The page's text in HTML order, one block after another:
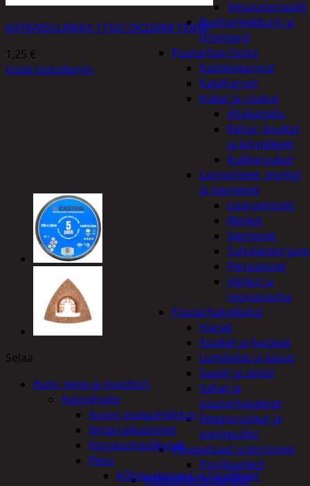
Vesiautomaatit
Ruohonleikkurit ja
trimmerit
Puutarhan hoito
Kastelukannut
Kateharsot
Kukat ja ruukut
Altakastelu
Ketjut, koukut
ja kiinnikkeet
Kukkaruukut
Lannoitteet, myrkyt
ja siemenet
Lisäravinteet
Myrkyt
Siemenet
Pensastuet
Verkot ja
reunanauha
Puutarhatyökalut
Harjat
Kuokat ja haravat
Lumikolat ja lapiot
Saavit ja astiat
Sahat ja
puutarhasakset
Reppuruiskut ja
painepullot
Pihapatsaat ja koristeet
Postilaatikot
Valaisimet ja lamput
KATKAISULAIKKA 115X1.0X22MM TERÄS
1,25 €
Lisää ostoskoriin
Selaa
Auto, vene ja moottori
Autonhoito
Auton sisäpuhdistus
ilmanraikastimet
Korjausmaalikynät
Pesu
Kiillotuskoneet ja tarvikkeet